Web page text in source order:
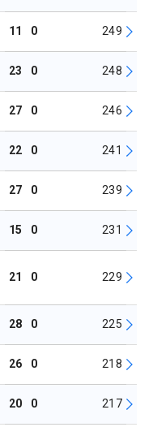
11 0 249
23 0 248
27 0 246
22 0 241
27 0 239
15 0 231
21 0 229
28 0 225
26 0 218
20 0 217